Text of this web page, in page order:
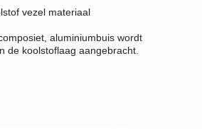
vezel materiaal
aluminiumbuis wordt
de koolstoflaag aangebracht.